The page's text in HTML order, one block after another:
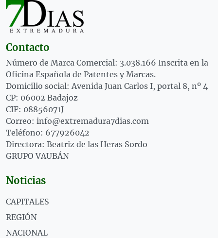
Contacto
Número de Marca Comercial: 3.038.166 Inscrita en la
Oficina Española de Patentes y Marcas.
Domicilio social: Avenida Juan Carlos I, portal 8, nº 4
CP: 06002 Badajoz
CIF: 08856071J
Correo: info@extremadura7dias.com
Teléfono: 677926042
Directora: Beatriz de las Heras Sordo
GRUPO VAUBÁN
Noticias
CAPITALES
REGIÓN
NACIONAL